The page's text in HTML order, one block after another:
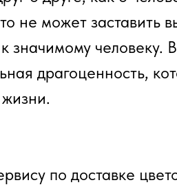
не может заставить
значимому человеку.
драгоценность,
по доставке